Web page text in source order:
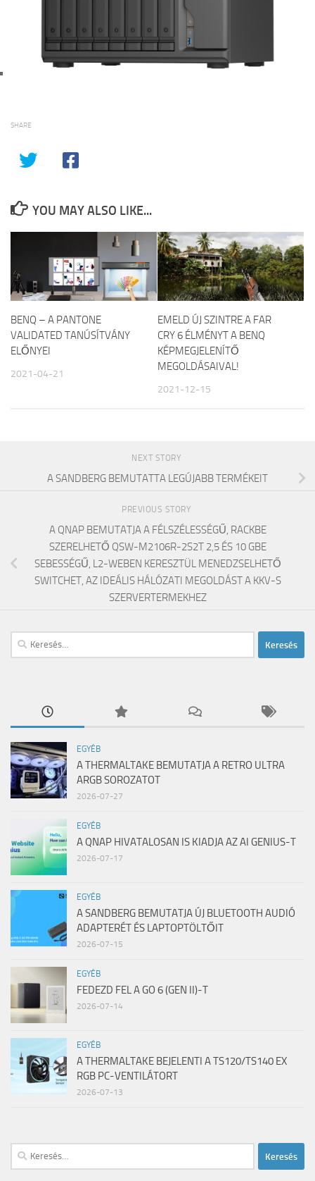
SHARE
YOU MAY ALSO LIKE...
BENQ – A PANTONE
VALIDATED TANÚSÍTVÁNY
ELŐNYEI
2021-04-21
EMELD ÚJ SZINTRE A FAR
CRY 6 ÉLMÉNYT A BENQ
KÉPMEGJELENÍTŐ
MEGOLDÁSAIVAL!
2021-12-15
NEXT STORY
A SANDBERG BEMUTATTA LEGÚJABB TERMÉKEIT
PREVIOUS STORY
A QNAP BEMUTATJA A FÉLSZÉLESSÉGŰ, RACKBE
SZERELHETŐ QSW-M2106R-2S2T 2,5 ÉS 10 GBE
SEBESSÉGŰ, L2-WEBEN KERESZTÜL MENEDZSELHETŐ
SWITCHET, AZ IDEÁLIS HÁLÓZATI MEGOLDÁST A KKV-S
SZERVERTERMEKHEZ
Keresés:
EGYÉB
A THERMALTAKE BEMUTATJA A RETRO ULTRA
ARGB SOROZATOT
2026-07-27
EGYÉB
A QNAP HIVATALOSAN IS KIADJA AZ AI GENIUS-T
2026-07-17
EGYÉB
A SANDBERG BEMUTATJA ÚJ BLUETOOTH AUDIÓ
ADAPTERÉT ÉS LAPTOPTÖLTŐIT
2026-07-15
EGYÉB
FEDEZD FEL A GO 6 (GEN II)-T
2026-07-14
EGYÉB
A THERMALTAKE BEJELENTI A TS120/TS140 EX
RGB PC-VENTILÁTORT
2026-07-13
Keresés: